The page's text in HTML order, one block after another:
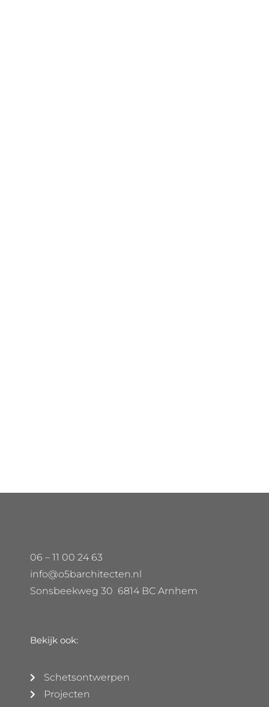
06 – 11 00 24 63
info@o5barchitecten.nl
Sonsbeekweg 30 6814 BC Arnhem
Bekijk ook:
Schetsontwerpen
Projecten